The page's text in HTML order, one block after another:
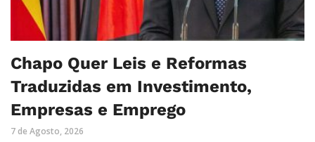
Chapo Quer Leis e Reformas
Traduzidas em Investimento,
Empresas e Emprego
7 de Agosto, 2026